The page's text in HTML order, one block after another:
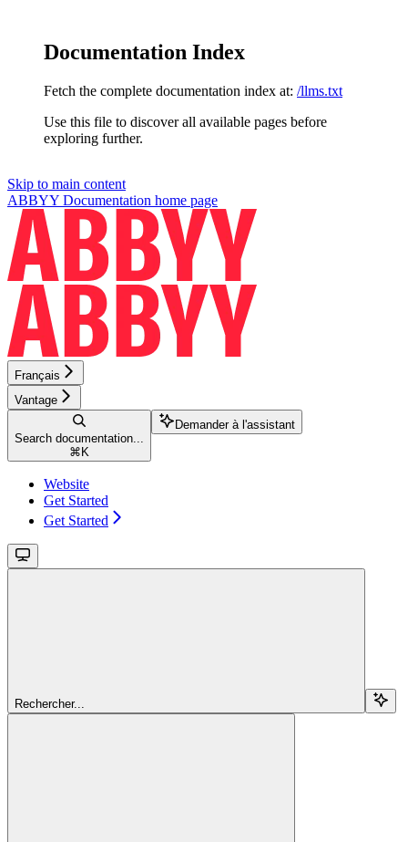
Documentation Index
Fetch the complete documentation index at: /llms.txt
Use this file to discover all available pages before
exploring further.
Skip to main content
ABBYY Documentation home page
Français
Vantage
Search documentation...
⌘ K
Demander à l'assistant
Website
Get Started
Get Started
Rechercher...